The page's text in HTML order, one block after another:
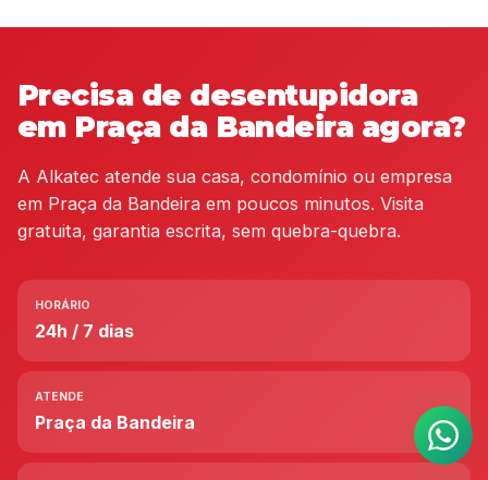
Precisa de desentupidora
em Praça da Bandeira agora?
A Alkatec atende sua casa, condomínio ou empresa
em Praça da Bandeira em poucos minutos. Visita
gratuita, garantia escrita, sem quebra-quebra.
HORÁRIO
24h / 7 dias
ATENDE
Praça da Bandeira